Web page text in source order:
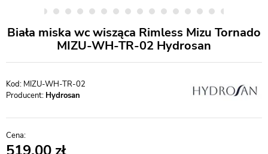
Biała miska wc wisząca Rimless Mizu Tornado
MIZU-WH-TR-02 Hydrosan
MIZU-WH-TR-02
Producent: Hydrosan